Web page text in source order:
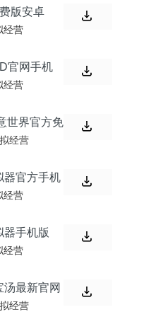
版安卓
经营
官网手机
经营
世界官方免
经营
器官方手机
经营
器手机版
经营
汤最新官网
经营